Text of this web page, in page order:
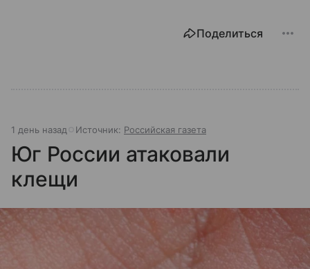
Поделиться
1 день назад Источник: Российская газета
Юг России атаковали
клещи